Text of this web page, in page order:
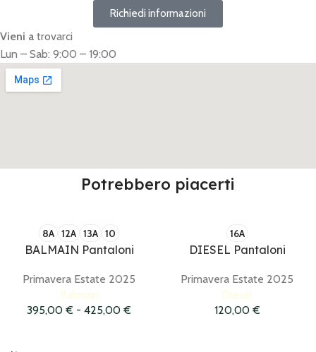
Richiedi informazioni
Vieni a trovarci
Lun – Sab: 9:00 – 19:00
Potrebbero piacerti
8A 12A 13A 10
BALMAIN Pantaloni
Primavera Estate 2025
Balmain
395,00 € - 425,00 €
16A
DIESEL Pantaloni
Primavera Estate 2025
Diesel
120,00 €